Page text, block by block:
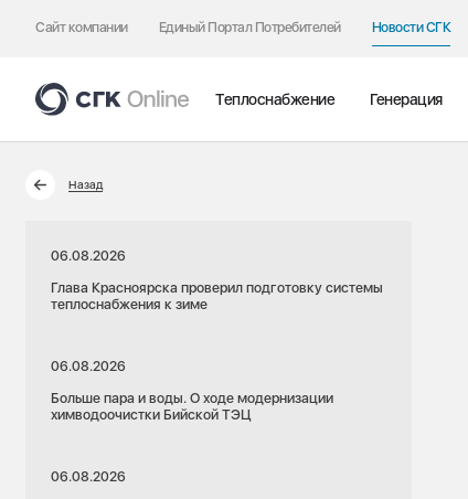
Сайт компании Единый Портал Потребителей Новости СГК
Теплоснабжение Генерация
Назад
06.08.2026
Глава Красноярска проверил подготовку системы
теплоснабжения к зиме
06.08.2026
Больше пара и воды. О ходе модернизации
химводоочистки Бийской ТЭЦ
06.08.2026